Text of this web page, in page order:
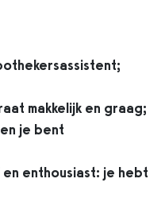
makkelijk en graag;
je bent
enthousiast: je hebt